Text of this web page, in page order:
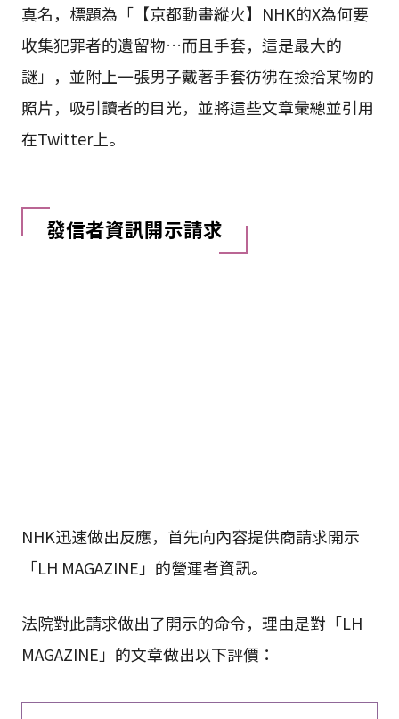
真名，標題為「【京都動畫縱火】NHK的X為何要
收集犯罪者的遺留物…而且手套，這是最大的
謎」，並附上一張男子戴著手套彷彿在撿拾某物的
照片，吸引讀者的目光，並將這些文章彙總並引用
在Twitter上。
發信者資訊開示請求
NHK迅速做出反應，首先向內容提供商請求開示
「LH MAGAZINE」的營運者資訊。
法院對此請求做出了開示的命令，理由是對「LH
MAGAZINE」的文章做出以下評價：